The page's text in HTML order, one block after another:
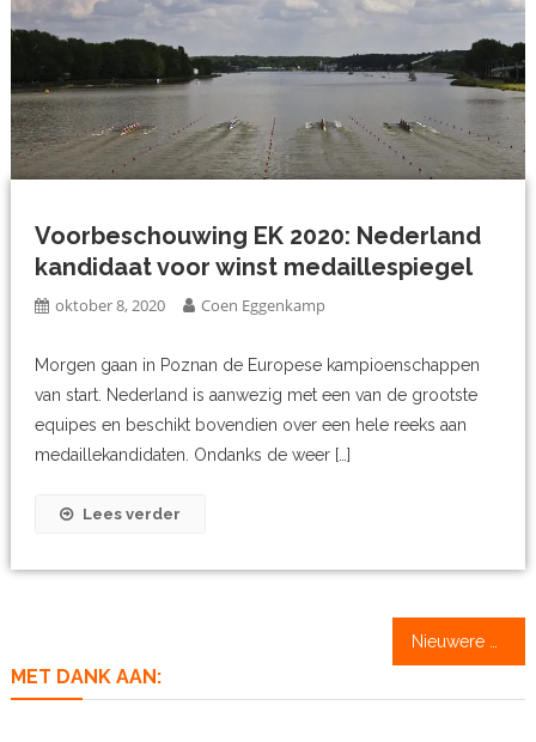
Voorbeschouwing EK 2020: Nederland
kandidaat voor winst medaillespiegel
oktober 8, 2020 Coen Eggenkamp
Morgen gaan in Poznan de Europese kampioenschappen
van start. Nederland is aanwezig met een van de grootste
equipes en beschikt bovendien over een hele reeks aan
medaillekandidaten. Ondanks de weer […]
Lees verder
MET DANK AAN: